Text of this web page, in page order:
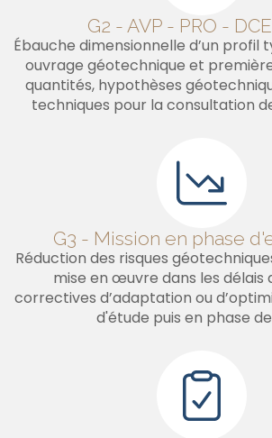
G2 - AVP - PRO -
Ébauche dimensionnelle d’un profil
ouvrage géotechnique et
quantités, hypothèses
techniques pour la consultation
G3 - Mission en phase
Réduction des risques
mise en œuvre dans les délais
correctives d’adaptation ou
d'étude puis en phase de